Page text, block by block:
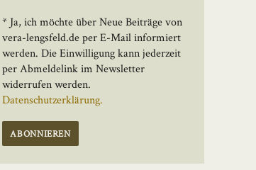
* Ja, ich möchte über Neue Beiträge von
vera-lengsfeld.de per E-Mail informiert
werden. Die Einwilligung kann jederzeit
per Abmeldelink im Newsletter
widerrufen werden.
Datenschutzerklärung.